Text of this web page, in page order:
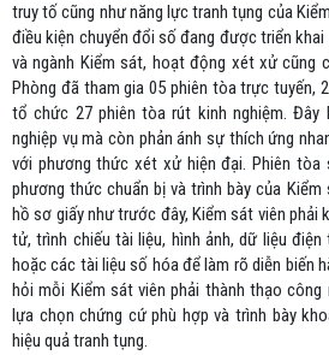
truy tố cũng như năng lực tranh tụng của
điều kiện chuyển đổi số đang được triển khai
và ngành Kiểm sát, hoạt động xét xử cũng
Phòng đã tham gia 05 phiên tòa trực tuyến,
tổ chức 27 phiên tòa rút kinh nghiệm. Đây
nghiệp vụ mà còn phản ánh sự thích ứng
với phương thức xét xử hiện đại. Phiên tòa
phương thức chuẩn bị và trình bày của Kiểm
hồ sơ giấy như trước đây, Kiểm sát viên phải
tử, trình chiếu tài liệu, hình ảnh, dữ liệu
hoặc các tài liệu số hóa để làm rõ diễn biến
hỏi mỗi Kiểm sát viên phải thành thạo
lựa chọn chứng cứ phù hợp và trình bày
hiệu quả tranh tụng.